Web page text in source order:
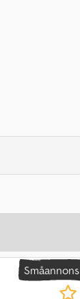
Småannons